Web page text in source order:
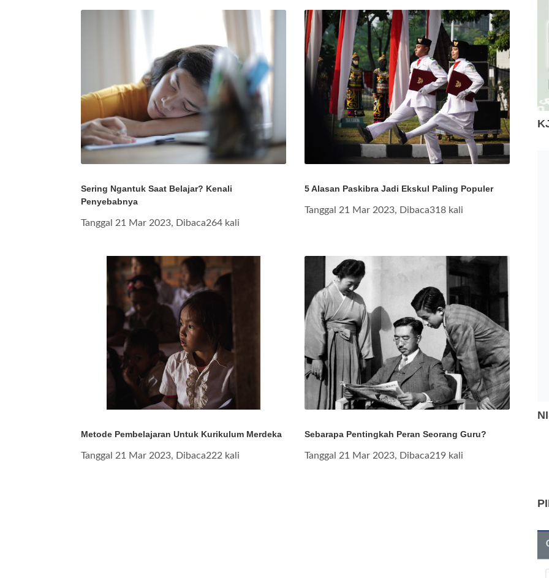
Sering Ngantuk Saat Belajar? Kenali
Penyebabnya
Tanggal 21 Mar 2023, Dibaca264 kali
5 Alasan Paskibra Jadi Ekskul Paling Populer
Tanggal 21 Mar 2023, Dibaca318 kali
Metode Pembelajaran Untuk Kurikulum Merdeka
Tanggal 21 Mar 2023, Dibaca222 kali
Sebarapa Pentingkah Peran Seorang Guru?
Tanggal 21 Mar 2023, Dibaca219 kali